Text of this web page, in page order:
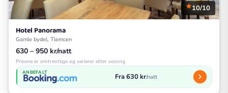
10/10
Hotel Panorama
Gamle bydel, Tlemcen
630 – 950 kr/natt
Prisene er omtrentlige og varierer etter sesong
ANBEFALT Fra 630 kr/natt